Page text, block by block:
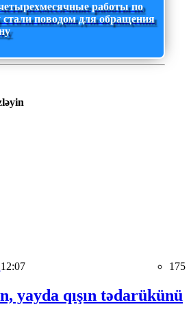
работы по
стали поводом для обращения
12:07 175
yayda qışın tədarükünü